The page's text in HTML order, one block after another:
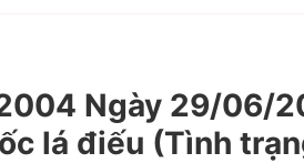
Ngày 29/06/
lá điếu (Tình